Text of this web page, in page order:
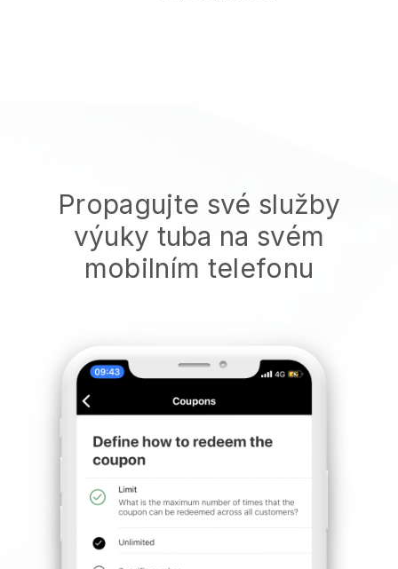
Propagujte své služby
výuky tuba na svém
mobilním telefonu